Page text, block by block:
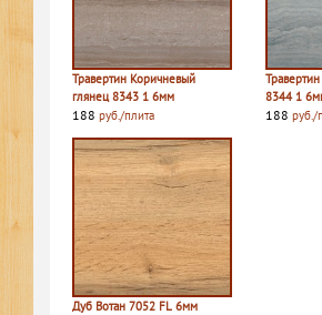
Травертин Коричневый
глянец 8343 1 6мм
188 руб./плита
8344 1
188 руб./
Дуб Вотан 7052 FL 6мм